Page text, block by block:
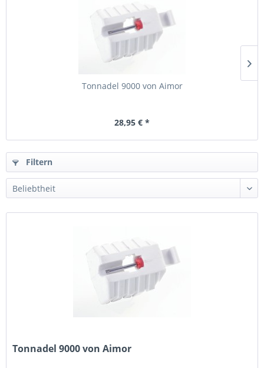
Tonnadel 9000 von Aimor
28,95 € *
Filtern
Tonnadel 9000 von Aimor